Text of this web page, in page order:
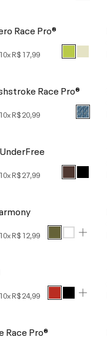
Race Pro®
10xR$ 17,99
Race Pro®
10xR$ 20,99
10xR$ 27,99
10xR$ 12,99
10xR$ 24,99
Race Pro®